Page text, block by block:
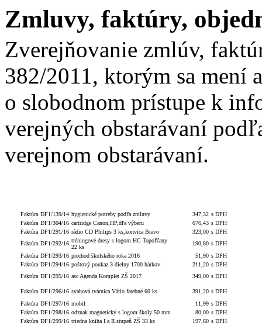
Zmluvy, faktúry,
Zverejňovanie zmlúv,
382/2011, ktorým sa mení
o slobodnom prístupe k
verejných obstarávaní
verejnom obstarávaní.
Faktúra DF1/139/14 hygienické potreby podľa zmluvy 347,32 s DPH
Faktúra DF1/304/16 cartridge Canon,HP,dľa výberu 676,43 s DPH
Faktúra DF1/291/16 rádio CD Philips 3 ks,konvica Bravo 323,00 s DPH
Faktúra DF1/292/16 tréningové dresy s logom HC Topoľčany
22 ks
190,80 s DPH
Faktúra DF1/293/16 prechod školského roka 2016 51,90 s DPH
Faktúra DF1/294/16 poštový poukaz 3 dielny 1700 hárkov 211,20 s DPH
Faktúra DF1/295/16 asc Agenda Komplet ZŠ 2017 349,00 s DPH
Faktúra DF1/296/16 svahová tvárnica Vário farebné 60 ks 391,20 s DPH
Faktúra DF1/297/16 mobil 11,99 s DPH
Faktúra DF1/298/16 odznak magnetický s logom školy 50 mm 80,00 s DPH
Faktúra DF1/299/16 triedna kniha I.a II.stupeň ZŠ 33 ks 197,60 s DPH